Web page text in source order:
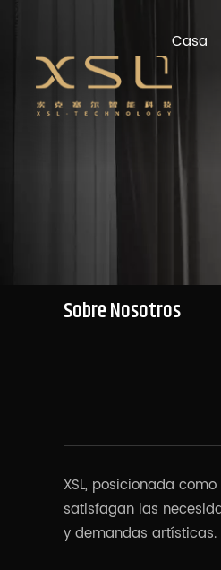
Casa
Sobre Nosotros
XSL, posicionada
satisfagan las
y demandas artísticas.